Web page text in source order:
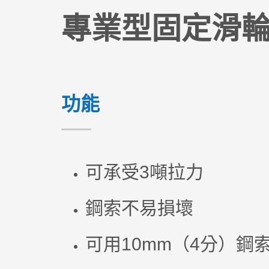
專業型固定滑
功能
可承受3噸拉力
鋼索不易損壞
可用10mm（4分）鋼